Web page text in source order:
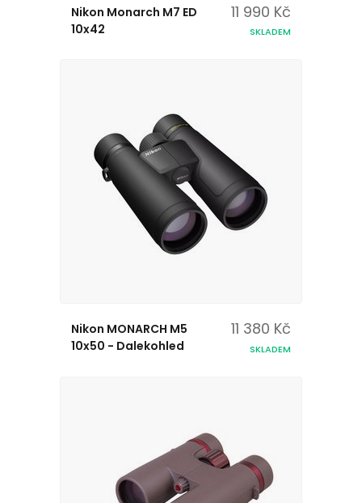
Nikon Monarch M7 ED
10x42
11 990 Kč
SKLADEM
Nikon MONARCH M5
10x50 - Dalekohled
11 380 Kč
SKLADEM